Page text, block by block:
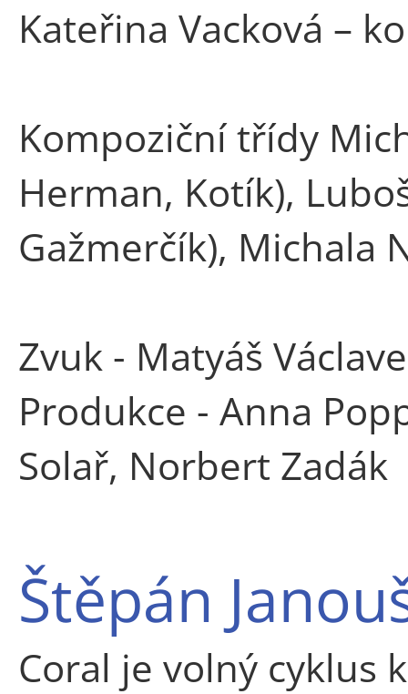
Kateřina Vacková –
Kompoziční třídy
Herman, Kotík),
Gažmerčík), Michala
Zvuk - Matyáš
Produkce - Anna
Solař, Norbert Zadák
Štěpán
Coral je volný cyklus